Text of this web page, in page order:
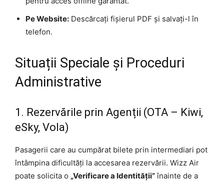
Pe Website: Descărcați fișierul PDF și salvați-l în
telefon.
Situații Speciale și Proceduri
Administrative
1. Rezervările prin Agenții (OTA – Kiwi,
eSky, Vola)
Pasagerii care au cumpărat bilete prin intermediari pot
întâmpina dificultăți la accesarea rezervării. Wizz Air
poate solicita o „Verificare a Identității”înainte de a